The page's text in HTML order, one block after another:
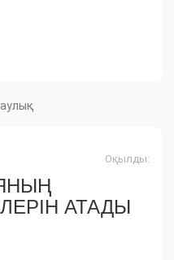
Оқылды:
АТАДЫ